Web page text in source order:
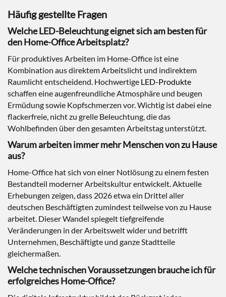
Häufig gestellte Fragen
Welche LED-Beleuchtung eignet sich am besten für
den Home-Office Arbeitsplatz?
Für produktives Arbeiten im Home-Office ist eine
Kombination aus direktem Arbeitslicht und indirektem
Raumlicht entscheidend. Hochwertige LED-Produkte
schaffen eine augenfreundliche Atmosphäre und beugen
Ermüdung sowie Kopfschmerzen vor. Wichtig ist dabei eine
flackerfreie, nicht zu grelle Beleuchtung, die das
Wohlbefinden über den gesamten Arbeitstag unterstützt.
Warum arbeiten immer mehr Menschen von zu Hause
aus?
Home-Office hat sich von einer Notlösung zu einem festen
Bestandteil moderner Arbeitskultur entwickelt. Aktuelle
Erhebungen zeigen, dass 2026 etwa ein Drittel aller
deutschen Beschäftigten zumindest teilweise von zu Hause
arbeitet. Dieser Wandel spiegelt tiefgreifende
Veränderungen in der Arbeitswelt wider und betrifft
Unternehmen, Beschäftigte und ganze Stadtteile
gleichermaßen.
Welche technischen Voraussetzungen brauche ich für
erfolgreiches Home-Office?